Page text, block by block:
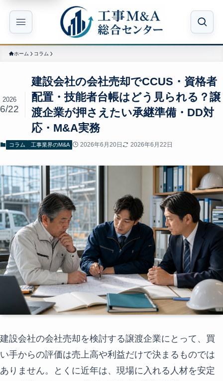
ホーム コラム
建設会社の会社売却でCCUS・資格者
配置・技能者台帳はどう見られる？譲
渡企業が押さえたい承継準備・DD対
応・M&A実務
2026
6/22
コラム 工事業界のM&A 2026年6月20日 2026年6月22日
建設会社の会社売却を検討する譲渡企業にとって、買
い手からの評価は売上高や利益だけで決まるものでは
ありません。とくに近年は、現場に入れる人材を安定